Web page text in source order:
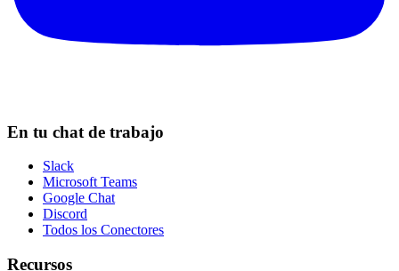
En tu chat de trabajo
Slack
Microsoft Teams
Google Chat
Discord
Todos los Conectores
Recursos